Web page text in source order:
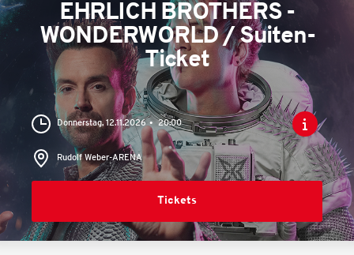
EHRLICH BROTHERS -
WONDERWORLD / Suiten-
Ticket
Donnerstag, 12.11.2026 20:00
Rudolf Weber-ARENA
Tickets